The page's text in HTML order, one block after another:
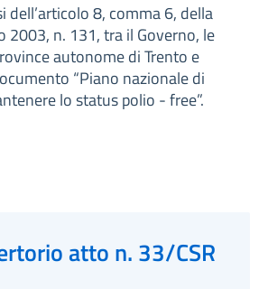
dell’articolo 8, comma 6, della
2003, n. 131, tra il Governo, le
autonome di Trento e
“Piano nazionale di
lo status polio - free”.
atto n. 33/CSR